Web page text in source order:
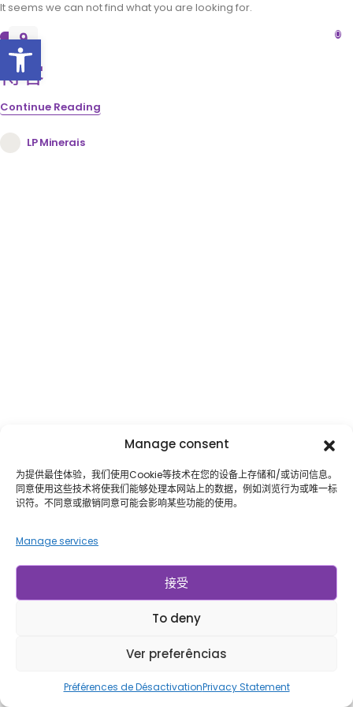
打开工具栏
Manage consent
为提供最佳体验，我们使用Cookie等技术在您的设备上存储和/或访问信息。
同意使用这些技术将使我们能够处理本网站上的数据，例如浏览行为或唯一标
识符。不同意或撤销同意可能会影响某些功能的使用。
Manage services
接受
To deny
Ver preferências
Préférences de DésactivationPrivacy Statement
It seems we can not find what you are looking for.
9
2 月
0
博客
Continue Reading
LP Minerais